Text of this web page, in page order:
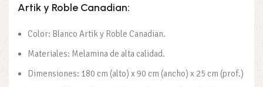
Artik y Roble Canadian:
Color: Blanco Artik y Roble Canadian.
Materiales: Melamina de alta calidad.
Dimensiones: 180 cm (alto) x 90 cm (ancho) x 25 cm (prof.)